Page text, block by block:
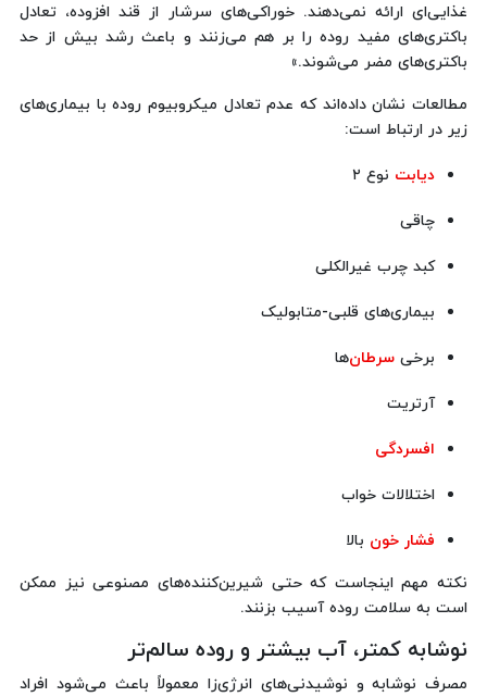
غذایی‌ای ارائه نمی‌دهند. خوراکی‌های سرشار از قند افزوده، تعادل
باکتری‌های مفید روده را بر هم می‌زنند و باعث رشد بیش از حد
باکتری‌های مضر می‌شوند.»
مطالعات نشان داده‌اند که عدم تعادل میکروبیوم روده با بیماری‌های
زیر در ارتباط است:
دیابت نوع ۲
چاقی
کبد چرب غیرالکلی
بیماری‌های قلبی-متابولیک
برخی سرطان‌ها
آرتریت
افسردگی
اختلالات خواب
فشار خون بالا
نکته مهم اینجاست که حتی شیرین‌کننده‌های مصنوعی نیز ممکن
است به سلامت روده آسیب بزنند.
نوشابه کمتر، آب بیشتر و روده سالم‌تر
مصرف نوشابه و نوشیدنی‌های انرژی‌زا معمولاً باعث می‌شود افراد